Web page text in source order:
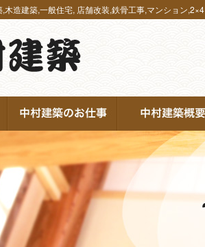
,木造建築,一般住宅, 店舗改装,鉄骨工事,マンション